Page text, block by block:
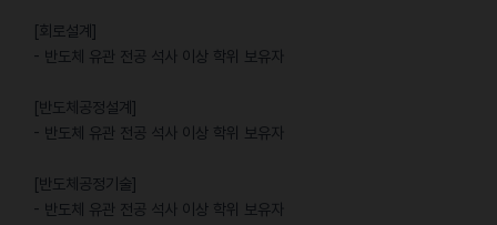
[회로설계]
- 반도체 유관 전공 석사 이상 학위 보유자
[반도체공정설계]
- 반도체 유관 전공 석사 이상 학위 보유자
[반도체공정기술]
- 반도체 유관 전공 석사 이상 학위 보유자